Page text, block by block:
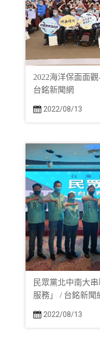
2022海洋保面面
台銘新聞網
2022/08/13
民眾黨北中南大
服務」 / 台銘新聞
2022/08/13